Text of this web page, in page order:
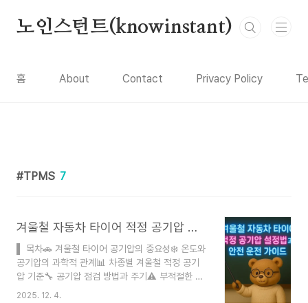
노인스턴트(knowinstant)
홈 About Contact Privacy Policy
TPMS 7
겨울철 자동차 타이어 적정 공기압 설정법과 안전 운전 가이드
▌ 목차🚗 겨울철 타이어 공기압의 중요성❄️ 온도와
공기압의 과학적 관계📊 차종별 겨울철 적정 공기
압 기준🔧 공기압 점검 방법과 주기⚠️ 부적절한 공
기압의 위험성💡 겨울철 타이어 관리 핵심 팁📌 실
2025. 12. 4.